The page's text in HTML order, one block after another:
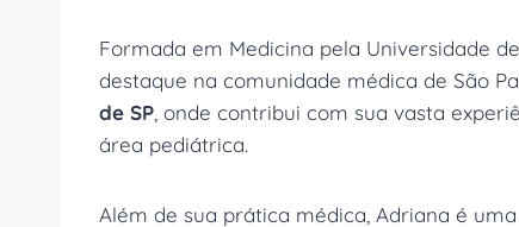
Formada em Medicina pela Universidade
destaque na comunidade médica de São
de SP , onde contribui com sua vasta
área pediátrica.
Além de sua prática médica, Adriana é